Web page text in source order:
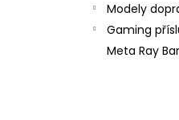
Modely
Gaming
Meta Ray